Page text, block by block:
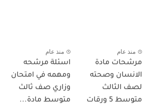
منذ عام
مرشحات مادة
الانسان وصحته
لصف الثالث
متوسط 5 ورقات
منذ عام
اسئلة مرشحه
ومهمه في امتحان
وزاري صف ثالث
متوسط مادة...